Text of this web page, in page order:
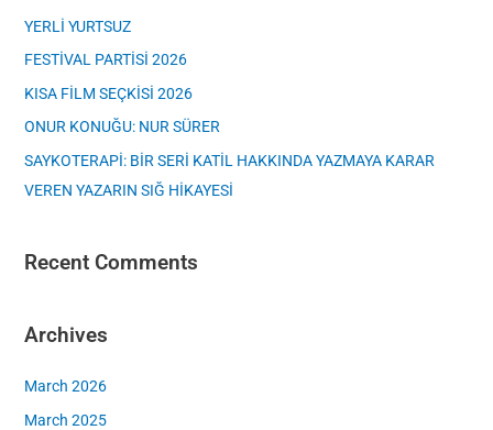
o
r
:
YERLİ YURTSUZ
FESTİVAL PARTİSİ 2026
KISA FİLM SEÇKİSİ 2026
ONUR KONUĞU: NUR SÜRER
SAYKOTERAPİ: BİR SERİ KATİL HAKKINDA YAZMAYA KARAR
VEREN YAZARIN SIĞ HİKAYESİ
Recent Comments
Archives
March 2026
March 2025